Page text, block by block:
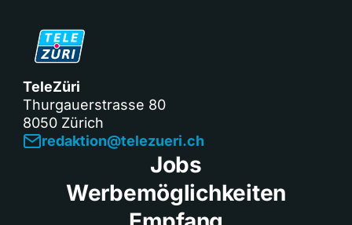
TeleZüri
Thurgauerstrasse 80
8050 Zürich
redaktion@telezueri.ch
Jobs
Werbemöglichkeiten